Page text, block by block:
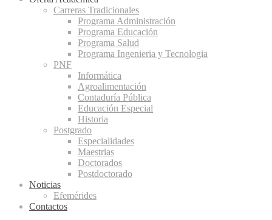
Carreras Tradicionales
Programa Administración
Programa Educación
Programa Salud
Programa Ingenieria y Tecnologia
PNF
Informática
Agroalimentación
Contaduría Pública
Educación Especial
Historia
Postgrado
Especialidades
Maestrias
Doctorados
Postdoctorado
Noticias
Efemérides
Contactos